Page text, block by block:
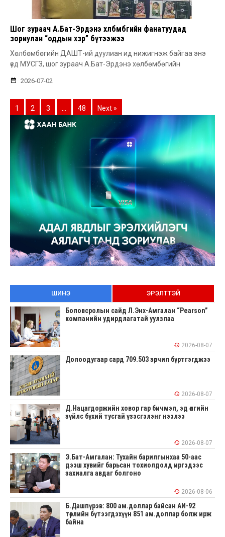
Шог зураач А.Бат-Эрдэнэ хөлбөмбөгийн фанатуудад
зориулан “оддын хөзөр” бүтээжээ
Хөлбөмбөгийн ДАШТ-ий дуулиан ид нижигнэж байгаа энэ
үед МУСГЗ, шог зураач А.Бат-Эрдэнэ хөлбөмбөгийн
2026-07-02
1 2 3 … 48 Next »
ШИНЭ ЭРЭЛТТЭЙ
Боловсролын сайд Л.Энх-Амгалан “Pearson”
компанийн удирдлагатай уулзлаа
2026-08-07
Долоодугаар сард 709.503 зөрчил бүртгэгджээ
2026-08-07
Д.Нацагдоржийн ховор гар бичмэл, эд өлгийн
зүйлс бүхий тусгай үзэсгэлэнг нээлээ
2026-08-07
Э.Бат-Амгалан: Тухайн барилгынхаа 50-аас
дээш хувийг барьсан тохиолдолд иргэдээс
захиалга авдаг болгоно
2026-08-06
Б.Дашпүрэв: 800 ам.доллар байсан АИ-92
төрлийн бүтээгдэхүүн 851 ам.доллар болж ирж
байна